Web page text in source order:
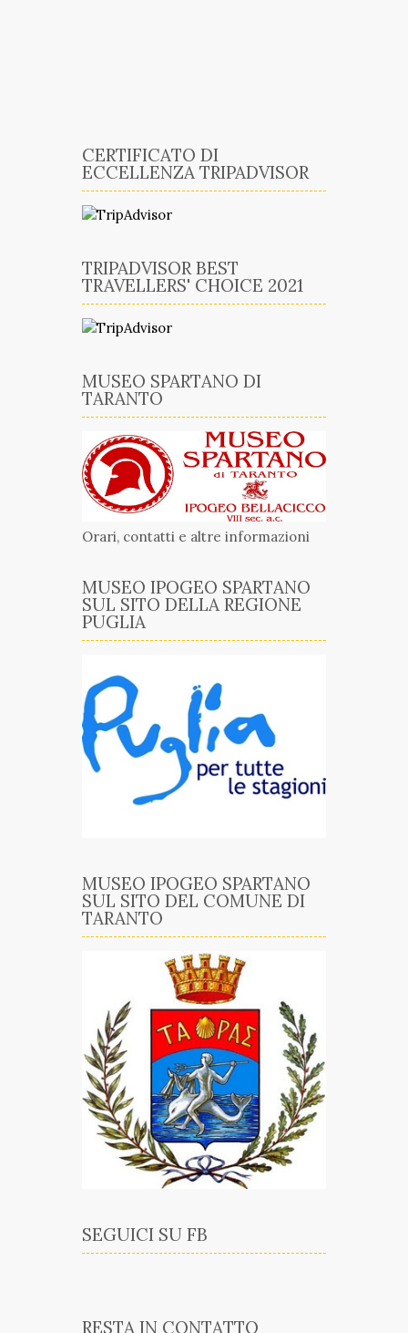
CERTIFICATO DI
ECCELLENZA TRIPADVISOR
TRIPADVISOR BEST
TRAVELLERS' CHOICE 2021
MUSEO SPARTANO DI
TARANTO
Orari, contatti e altre informazioni
MUSEO IPOGEO SPARTANO
SUL SITO DELLA REGIONE
PUGLIA
MUSEO IPOGEO SPARTANO
SUL SITO DEL COMUNE DI
TARANTO
SEGUICI SU FB
RESTA IN CONTATTO